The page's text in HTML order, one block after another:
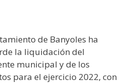
de Banyoles ha
la liquidación del
municipal y de los
para el ejercicio 2022, con